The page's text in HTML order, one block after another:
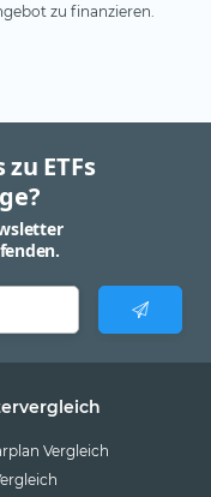
zu finanzieren.
ETFs
Vergleich